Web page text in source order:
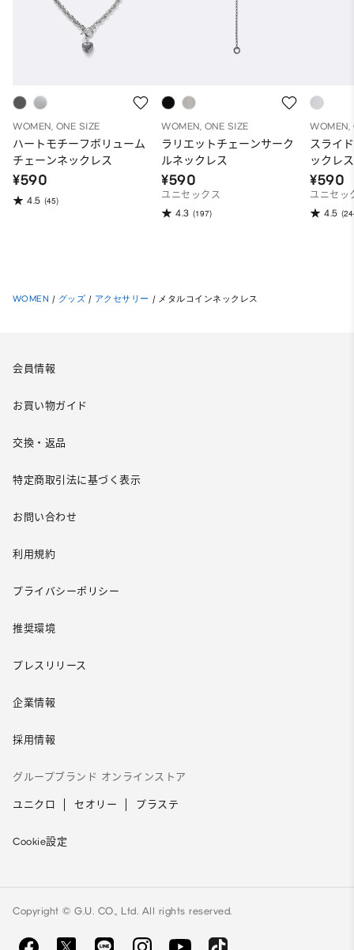
WOMEN, ONE SIZE
ハートモチーフボリューム
チェーンネックレス
¥590
4.5 (45)
WOMEN, ONE SIZE
ラリエットチェーンサーク
ルネックレス
¥590
ユニセックス
4.3 (197)
WOMEN,
スライ
ックレス
¥590
ユニセッ
4.5
WOMEN / グッズ / アクセサリー / メタルコインネックレス
会員情報
お買い物ガイド
交換・返品
特定商取引法に基づく表示
お問い合わせ
利用規約
プライバシーポリシー
推奨環境
プレスリリース
企業情報
採用情報
グループブランド オンラインストア
ユニクロ セオリー プラステ
Cookie設定
Copyright © G.U. CO., Ltd. All rights reserved.